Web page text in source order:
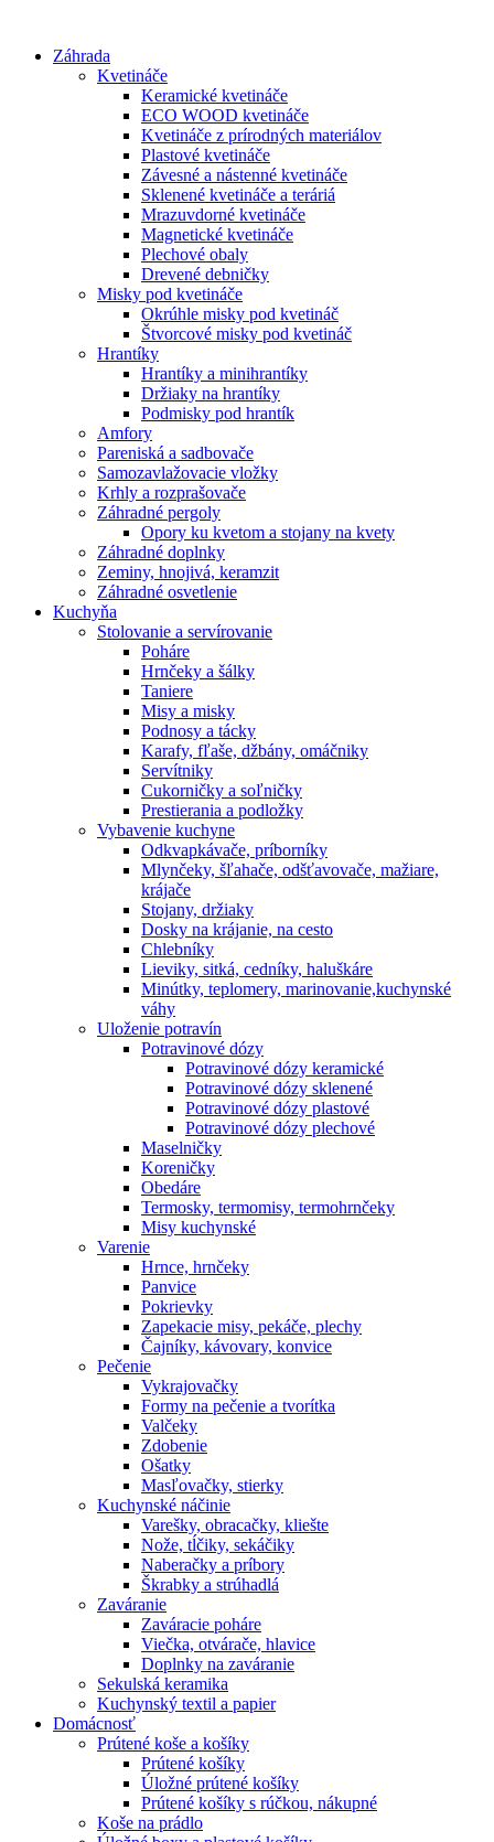
obsah
Záhrada
Kvetináče
Keramické kvetináče
ECO WOOD kvetináče
Kvetináče z prírodných materiálov
Plastové kvetináče
Závesné a nástenné kvetináče
Sklenené kvetináče a teráriá
Mrazuvdorné kvetináče
Magnetické kvetináče
Plechové obaly
Drevené debničky
Misky pod kvetináče
Okrúhle misky pod kvetináč
Štvorcové misky pod kvetináč
Hrantíky
Hrantíky a minihrantíky
Držiaky na hrantíky
Podmisky pod hrantík
Amfory
Pareniská a sadbovače
Samozavlažovacie vložky
Krhly a rozprašovače
Záhradné pergoly
Opory ku kvetom a stojany na kvety
Záhradné doplnky
Zeminy, hnojivá, keramzit
Záhradné osvetlenie
Kuchyňa
Stolovanie a servírovanie
Poháre
Hrnčeky a šálky
Taniere
Misy a misky
Podnosy a tácky
Karafy, fľaše, džbány, omáčniky
Servítniky
Cukorničky a soľničky
Prestierania a podložky
Vybavenie kuchyne
Odkvapkávače, príborníky
Mlynčeky, šľahače, odšťavovače, mažiare,
krájače
Stojany, držiaky
Dosky na krájanie, na cesto
Chlebníky
Lieviky, sitká, cedníky, haluškáre
Minútky, teplomery, marinovanie,kuchynské
váhy
Uloženie potravín
Potravinové dózy
Potravinové dózy keramické
Potravinové dózy sklenené
Potravinové dózy plastové
Potravinové dózy plechové
Maselničky
Koreničky
Obedáre
Termosky, termomisy, termohrnčeky
Misy kuchynské
Varenie
Hrnce, hrnčeky
Panvice
Pokrievky
Zapekacie misy, pekáče, plechy
Čajníky, kávovary, konvice
Pečenie
Vykrajovačky
Formy na pečenie a tvorítka
Valčeky
Zdobenie
Ošatky
Masľovačky, stierky
Kuchynské náčinie
Varešky, obracačky, kliešte
Nože, tĺčiky, sekáčiky
Naberačky a príbory
Škrabky a strúhadlá
Zaváranie
Zaváracie poháre
Viečka, otvárače, hlavice
Doplnky na zaváranie
Sekulská keramika
Kuchynský textil a papier
Domácnosť
Prútené koše a košíky
Prútené košíky
Úložné prútené košíky
Prútené košíky s rúčkou, nákupné
Koše na prádlo